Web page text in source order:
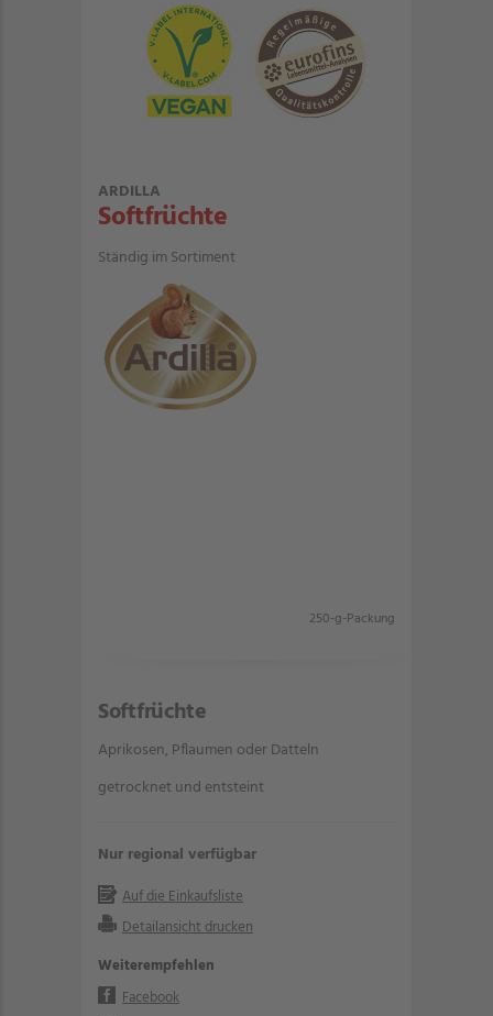
ARDILLA
Softfrüchte
Ständig im Sortiment
250-g-Packung
Softfrüchte
Aprikosen, Pflaumen oder Datteln
getrocknet und entsteint
Nur regional verfügbar
Auf die Einkaufsliste
Detailansicht drucken
Weiterempfehlen
Facebook